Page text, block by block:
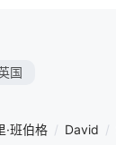
国
·班伯格 / David /